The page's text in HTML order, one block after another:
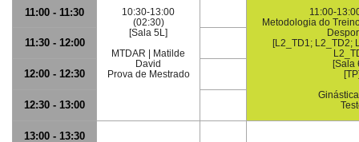
10:30-13:00
(02:30)
[Sala 5L]
MTDAR | Matilde
David
Prova de Mestrado
11:00 - 11:30
11:00-
Metodologia do
[L2_TD1; L2_TD2;
[Sala
11:30 - 12:00
12:00 - 12:30
12:30 - 13:00
13:00 - 13:30